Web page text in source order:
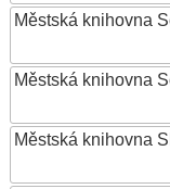
Městská knihovna
Městská knihovna
Městská knihovna